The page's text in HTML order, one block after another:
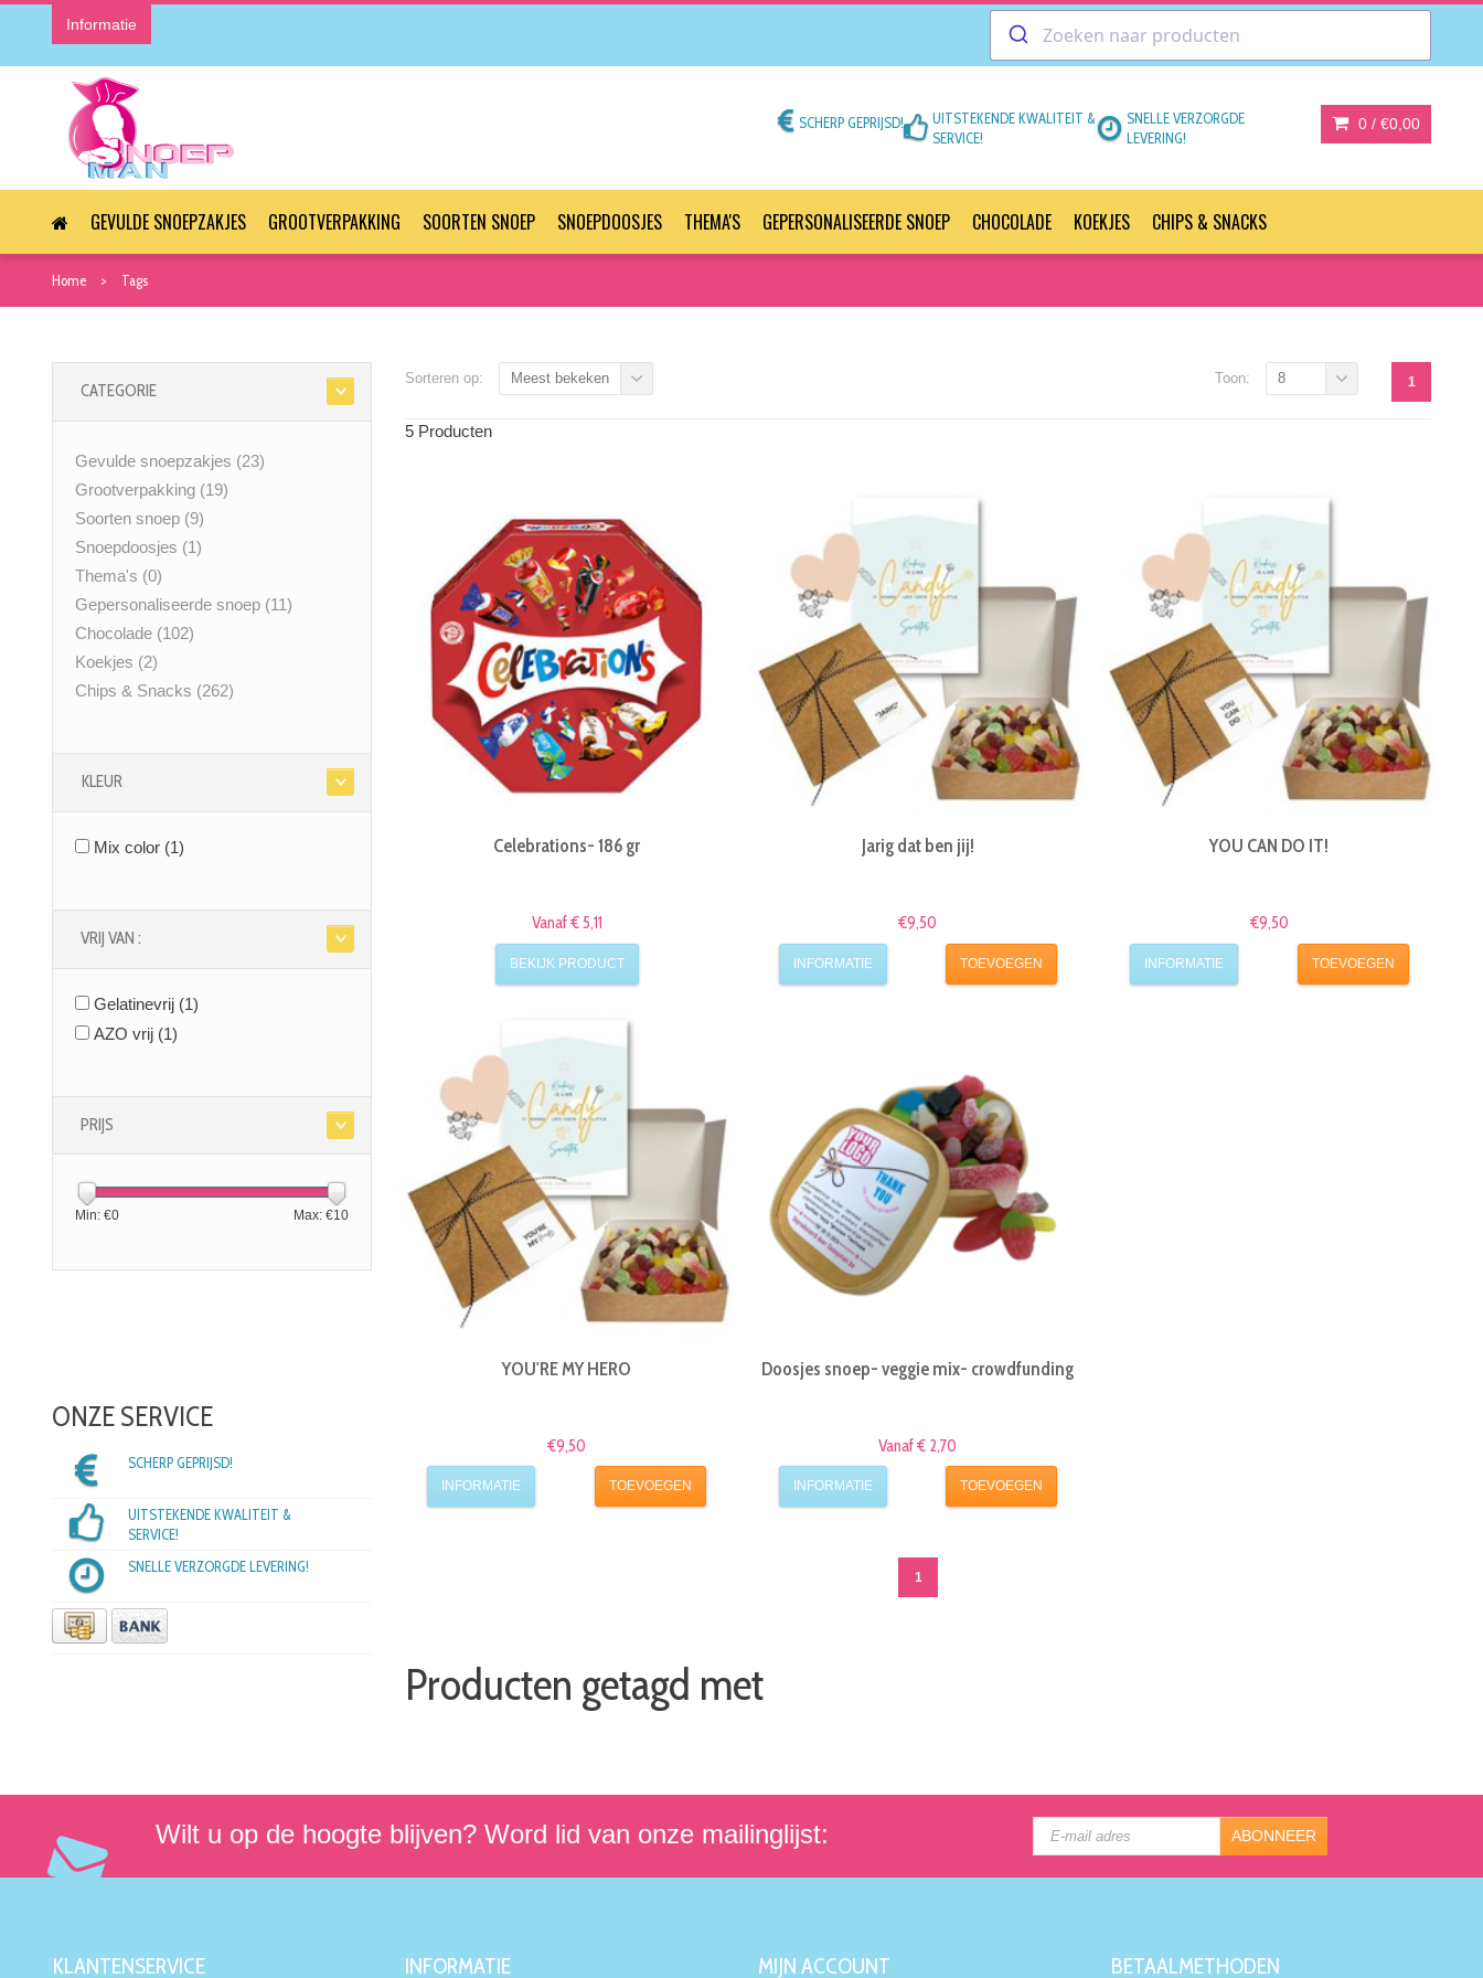
Informatie
SCHERP GEPRIJSD!
UITSTEKENDE KWALITEIT &
SERVICE!
SNELLE VERZORGDE
LEVERING!
0 / €0,00
GEVULDE SNOEPZAKJES GROOTVERPAKKING SOORTEN SNOEP SNOEPDOOSJES THEMA'S GEPERSONALISEERDE SNOEP CHOCOLADE KOEKJES CHIPS & SNACKS
Home Tags
CATEGORIE
Gevulde snoepzakjes (23)
Grootverpakking (19)
Soorten snoep (9)
Snoepdoosjes (1)
Thema's (0)
Gepersonaliseerde snoep (11)
Chocolade (102)
Koekjes (2)
Chips & Snacks (262)
KLEUR
Mix color (1)
VRIJ VAN :
Gelatinevrij (1)
AZO vrij (1)
PRIJS
Min: €0 Max: €10
ONZE SERVICE
SCHERP GEPRIJSD!
UITSTEKENDE KWALITEIT &
SERVICE!
SNELLE VERZORGDE LEVERING!
Sorteren op: Meest bekeken 1
Toon: 8
5 Producten
Celebrations- 186 gr
Vanaf € 5,11
BEKIJK PRODUCT
Jarig dat ben jij!
€9,50
INFORMATIE TOEVOEGEN
YOU CAN DO IT!
€9,50
INFORMATIE TOEVOEGEN
YOU'RE MY HERO
€9,50
INFORMATIE TOEVOEGEN
Doosjes snoep- veggie mix- crowdfunding
Vanaf € 2,70
INFORMATIE TOEVOEGEN
1
Producten getagd met
Wilt u op de hoogte blijven? Word lid van onze mailinglijst: ABONNEER
KLANTENSERVICE INFORMATIE MIJN ACCOUNT BETAALMETHODEN